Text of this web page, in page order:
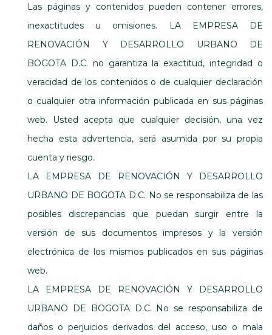
Las páginas y contenidos pueden contener errores,
inexactitudes u omisiones. LA EMPRESA DE
RENOVACIÓN Y DESARROLLO URBANO DE
BOGOTA D.C. no garantiza la exactitud, integridad o
veracidad de los contenidos o de cualquier declaración
o cualquier otra información publicada en sus páginas
web. Usted acepta que cualquier decisión, una vez
hecha esta advertencia, será asumida por su propia
cuenta y riesgo.
LA EMPRESA DE RENOVACIÓN Y DESARROLLO
URBANO DE BOGOTA D.C. No se responsabiliza de las
posibles discrepancias que puedan surgir entre la
versión de sus documentos impresos y la versión
electrónica de los mismos publicados en sus páginas
web.
LA EMPRESA DE RENOVACIÓN Y DESARROLLO
URBANO DE BOGOTA D.C. No se responsabiliza de
daños o perjuicios derivados del acceso, uso o mala